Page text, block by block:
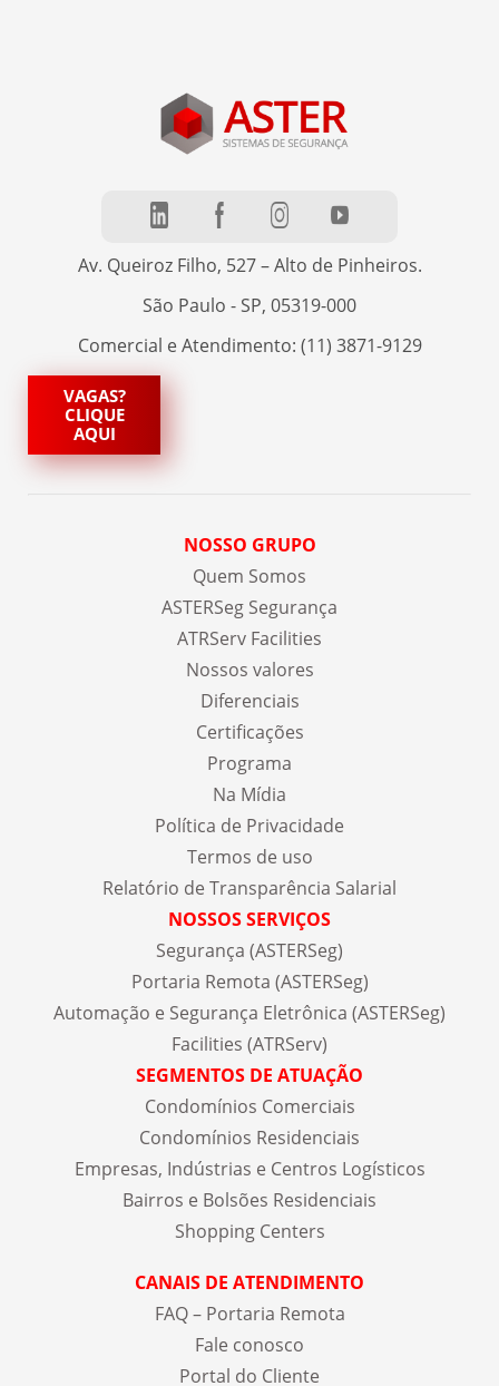
Av. Queiroz Filho, 527 – Alto de Pinheiros.
São Paulo - SP, 05319-000
Comercial e Atendimento: (11) 3871-9129
VAGAS?
CLIQUE
AQUI
NOSSO GRUPO
Quem Somos
ASTERSeg Segurança
ATRServ Facilities
Nossos valores
Diferenciais
Certificações
Programa
Na Mídia
Política de Privacidade
Termos de uso
Relatório de Transparência Salarial
NOSSOS SERVIÇOS
Segurança (ASTERSeg)
Portaria Remota (ASTERSeg)
Automação e Segurança Eletrônica (ASTERSeg)
Facilities (ATRServ)
SEGMENTOS DE ATUAÇÃO
Condomínios Comerciais
Condomínios Residenciais
Empresas, Indústrias e Centros Logísticos
Bairros e Bolsões Residenciais
Shopping Centers
CANAIS DE ATENDIMENTO
FAQ – Portaria Remota
Fale conosco
Portal do Cliente